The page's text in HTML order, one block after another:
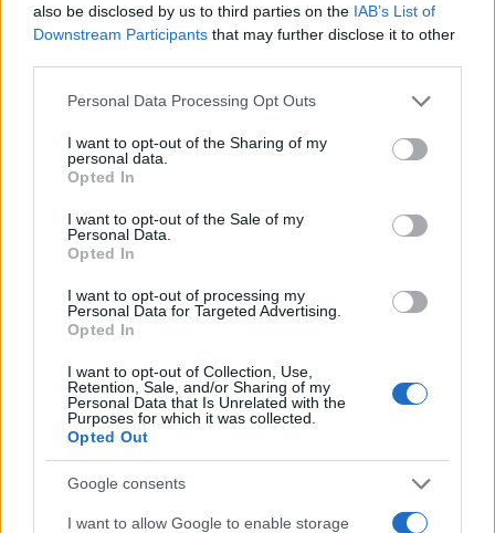
also be disclosed by us to third parties on the IAB’s List of
Downstream Participants that may further disclose it to other
Please note that this website/app uses one or more Google
not limited to your visit or usage behaviour. You may click to
grant or deny consent to Google and its third-party tags to
use your data for below specified purposes in below Google
consent section.
Personal Data Processing Opt Outs
I want to opt-out of the Sharing of my
personal data.
Opted In
I want to opt-out of the Sale of my
Personal Data.
Opted In
I want to opt-out of processing my
Personal Data for Targeted Advertising.
Opted In
I want to opt-out of Collection, Use,
Retention, Sale, and/or Sharing of my
Personal Data that Is Unrelated with the
Purposes for which it was collected.
Opted Out
Google consents
I want to allow Google to enable storage
US$ 10 milhões
Bruno Costa · 8 ago 2026
MOEDAS CRIPTOGRÁFICAS